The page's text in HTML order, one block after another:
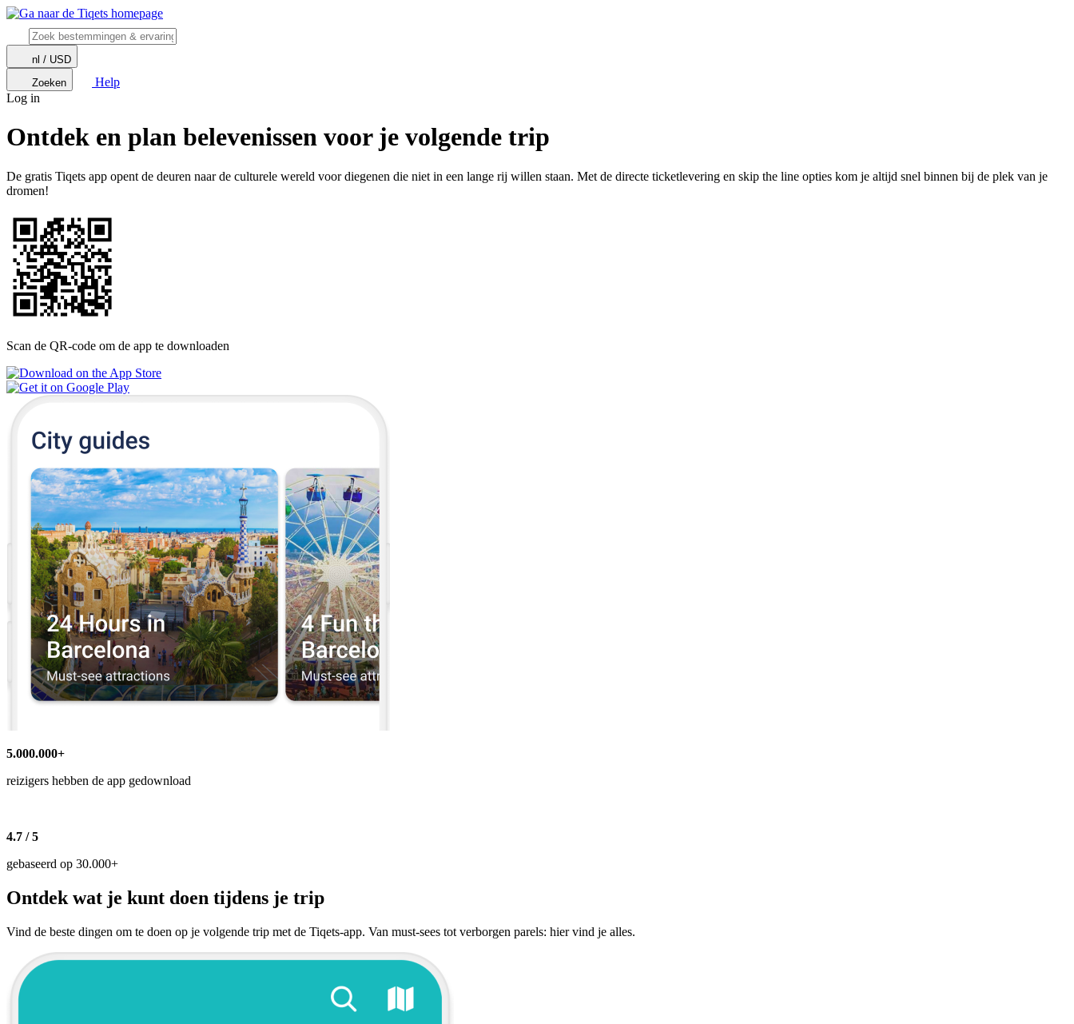
nl / USD
Zoeken
Help
Log in
Ontdek en plan belevenissen voor je volgende trip
De gratis Tiqets app opent de deuren naar de culturele wereld voor diegenen die niet in een lange rij willen staan. Met de directe ticketlevering en skip the line opties kom je altijd snel binnen bij de plek van je
dromen!
Scan de QR-code om de app te downloaden
5.000.000+
reizigers hebben de app gedownload
4.7 / 5
gebaseerd op 30.000+
Ontdek wat je kunt doen tijdens je trip
Vind de beste dingen om te doen op je volgende trip met de Tiqets-app. Van must-sees tot verborgen parels: hier vind je alles.